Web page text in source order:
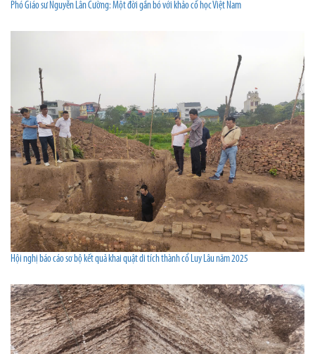
Phó Giáo sư Nguyễn Lân Cường: Một đời gắn bó với khảo cổ học Việt Nam
Hội nghị báo cáo sơ bộ kết quả khai quật di tích thành cổ Luy Lâu năm 2025